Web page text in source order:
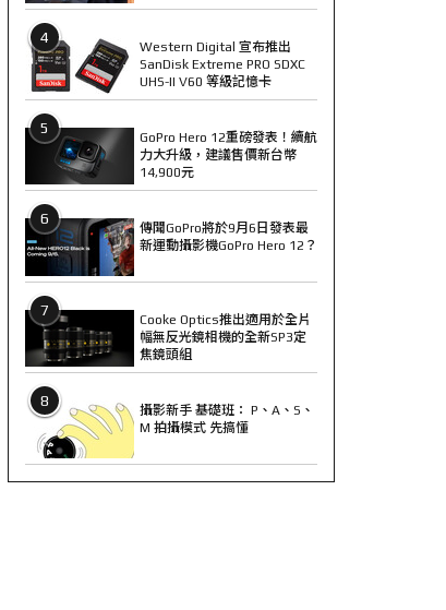
4
Western Digital 宣布推出
SanDisk Extreme PRO SDXC
UHS-II V60 等級記憶卡
5
GoPro Hero 12重磅發表！續航
力大升級，建議售價新台幣
14,900元
6
傳聞GoPro將於9月6日發表最
新運動攝影機GoPro Hero 12？
7
Cooke Optics推出適用於全片
幅無反光鏡相機的全新SP3定
焦鏡頭組
8
攝影新手 基礎班： P、A、S、
M 拍攝模式 先搞懂